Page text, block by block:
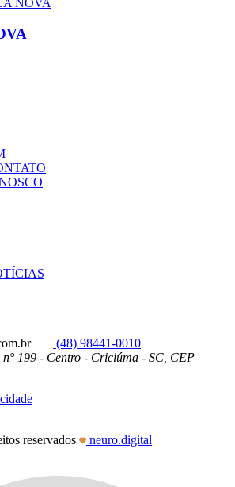
(48) 98441-0010
199 - Centro - Criciúma - SC, CEP
reservados
neuro.digital